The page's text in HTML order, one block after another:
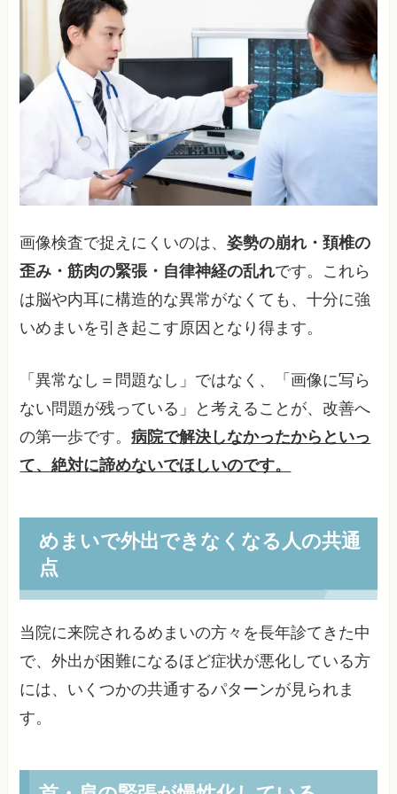
画像検査で捉えにくいのは、姿勢の崩れ・頚椎の
歪み・筋肉の緊張・自律神経の乱れです。これら
は脳や内耳に構造的な異常がなくても、十分に強
いめまいを引き起こす原因となり得ます。
「異常なし＝問題なし」ではなく、「画像に写ら
ない問題が残っている」と考えることが、改善へ
の第一歩です。病院で解決しなかったからといっ
て、絶対に諦めないでほしいのです。
めまいで外出できなくなる人の共通
点
当院に来院されるめまいの方々を長年診てきた中
で、外出が困難になるほど症状が悪化している方
には、いくつかの共通するパターンが見られま
す。